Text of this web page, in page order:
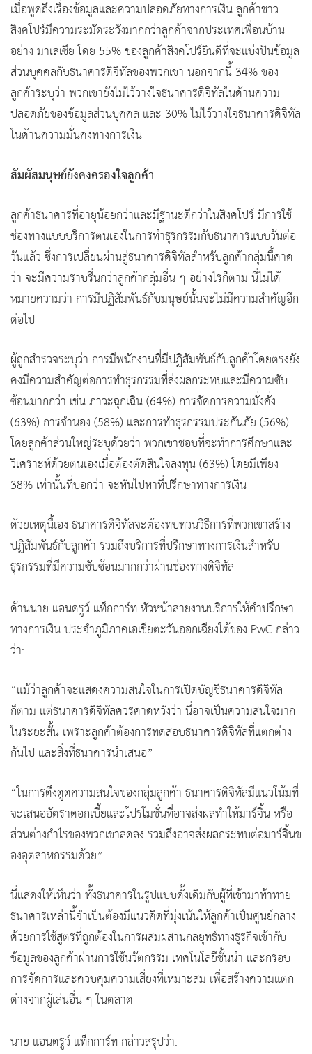
เมื่อพูดถึงเรื่องข้อมูลและความปลอดภัยทางการเงิน ลูกค้าชาว
สิงคโปร์มีความระมัดระวังมากกว่าลูกค้าจากประเทศเพื่อนบ้าน
อย่าง มาเลเซีย โดย 55% ของลูกค้าสิงคโปร์ยินดีที่จะแบ่งปันข้อมูล
ส่วนบุคคลกับธนาคารดิจิทัลของพวกเขา นอกจากนี้ 34% ของ
ลูกค้าระบุว่า พวกเขายังไม่ไว้วางใจธนาคารดิจิทัลในด้านความ
ปลอดภัยของข้อมูลส่วนบุคคล และ 30% ไม่ไว้วางใจธนาคารดิจิทัล
ในด้านความมั่นคงทางการเงิน
สัมผัสมนุษย์ยังคงครองใจลูกค้า
ลูกค้าธนาคารที่อายุน้อยกว่าและมีฐานะดีกว่าในสิงคโปร์ มีการใช้
ช่องทางแบบบริการตนเองในการทำธุรกรรมกับธนาคารแบบวันต่อ
วันแล้ว ซึ่งการเปลี่ยนผ่านสู่ธนาคารดิจิทัลสำหรับลูกค้ากลุ่มนี้คาด
ว่า จะมีความราบรื่นกว่าลูกค้ากลุ่มอื่น ๆ อย่างไรก็ตาม นี่ไม่ได้
หมายความว่า การมีปฏิสัมพันธ์กับมนุษย์นั้นจะไม่มีความสำคัญอีก
ต่อไป
ผู้ถูกสำรวจระบุว่า การมีพนักงานที่มีปฏิสัมพันธ์กับลูกค้าโดยตรงยัง
คงมีความสำคัญต่อการทำธุรกรรมที่ส่งผลกระทบและมีความซับ
ซ้อนมากกว่า เช่น ภาวะฉุกเฉิน (64%) การจัดการความมั่งคั่ง
(63%) การจำนอง (58%) และการทำธุรกรรมประกันภัย (56%)
โดยลูกค้าส่วนใหญ่ระบุด้วยว่า พวกเขาชอบที่จะทำการศึกษาและ
วิเคราะห์ด้วยตนเองเมื่อต้องตัดสินใจลงทุน (63%) โดยมีเพียง
38% เท่านั้นที่บอกว่า จะหันไปหาที่ปรึกษาทางการเงิน
ด้วยเหตุนี้เอง ธนาคารดิจิทัลจะต้องทบทวนวิธีการที่พวกเขาสร้าง
ปฏิสัมพันธ์กับลูกค้า รวมถึงบริการที่ปรึกษาทางการเงินสำหรับ
ธุรกรรมที่มีความซับซ้อนมากกว่าผ่านช่องทางดิจิทัล
ด้านนาย แอนดรูว์ แท็กการ์ท หัวหน้าสายงานบริการให้คำปรึกษา
ทางการเงิน ประจำภูมิภาคเอเชียตะวันออกเฉียงใต้ของ PwC กล่าว
ว่า:
“แม้ว่าลูกค้าจะแสดงความสนใจในการเปิดบัญชีธนาคารดิจิทัล
ก็ตาม แต่ธนาคารดิจิทัลควรคาดหวังว่า นี่อาจเป็นความสนใจมาก
ในระยะสั้น เพราะลูกค้าต้องการทดสอบธนาคารดิจิทัลที่แตกต่าง
กันไป และสิ่งที่ธนาคารนำเสนอ”
“ในการดึงดูดความสนใจของกลุ่มลูกค้า ธนาคารดิจิทัลมีแนวโน้มที่
จะเสนออัตราดอกเบี้ยและโปรโมชั่นที่อาจส่งผลทำให้มาร์จิ้น หรือ
ส่วนต่างกำไรของพวกเขาลดลง รวมถึงอาจส่งผลกระทบต่อมาร์จิ้นข
องอุตสาหกรรมด้วย”
นี่แสดงให้เห็นว่า ทั้งธนาคารในรูปแบบดั้งเดิมกับผู้ที่เข้ามาท้าทาย
ธนาคารเหล่านี้จำเป็นต้องมีแนวคิดที่มุ่งเน้นให้ลูกค้าเป็นศูนย์กลาง
ด้วยการใช้สูตรที่ถูกต้องในการผสมผสานกลยุทธ์ทางธุรกิจเข้ากับ
ข้อมูลของลูกค้าผ่านการใช้นวัตกรรม เทคโนโลยีชั้นนำ และกรอบ
การจัดการและควบคุมความเสี่ยงที่เหมาะสม เพื่อสร้างความแตก
ต่างจากผู้เล่นอื่น ๆ ในตลาด
นาย แอนดรูว์ แท็กการ์ท กล่าวสรุปว่า: